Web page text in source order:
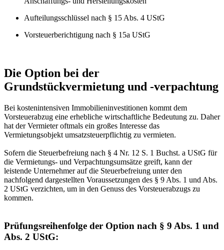
Aufteilungsschlüssel nach § 15 Abs. 4 UStG
Vorsteuerberichtigung nach § 15a UStG
Die Option bei der
Grundstückvermietung und -verpachtung
Bei kostenintensiven Immobilieninvestitionen kommt dem
Vorsteuerabzug eine erhebliche wirtschaftliche Bedeutung zu. Daher
hat der Vermieter oftmals ein großes Interesse das
Vermietungsobjekt umsatzsteuerpflichtig zu vermieten.
Sofern die Steuerbefreiung nach § 4 Nr. 12 S. 1 Buchst. a UStG für
die Vermietungs- und Verpachtungsumsätze greift, kann der
leistende Unternehmer auf die Steuerbefreiung unter den
nachfolgend dargestellten Voraussetzungen des § 9 Abs. 1 und Abs.
2 UStG verzichten, um in den Genuss des Vorsteuerabzugs zu
kommen.
Prüfungsreihenfolge der Option nach § 9 Abs. 1 und
Abs. 2 UStG: